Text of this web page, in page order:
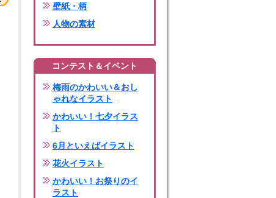
壁紙・柄
人物の素材
コンテスト＆イベント
梅雨のかわいい＆おし
ゃれなイラスト
かわいい！七夕イラス
ト
6月といえばイラスト
花火イラスト
かわいい！お祭りのイ
ラスト